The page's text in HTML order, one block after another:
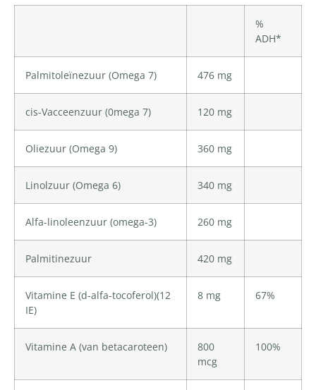
%
ADH*
Palmitoleïnezuur (Omega 7) 476 mg
cis-Vacceenzuur (0mega 7) 120 mg
Oliezuur (Omega 9) 360 mg
Linolzuur (Omega 6) 340 mg
Alfa-linoleenzuur (omega-3) 260 mg
Palmitinezuur 420 mg
Vitamine E (d-alfa-tocoferol)(12
IE)
8 mg 67%
Vitamine A (van betacaroteen)
800
mcg
100%